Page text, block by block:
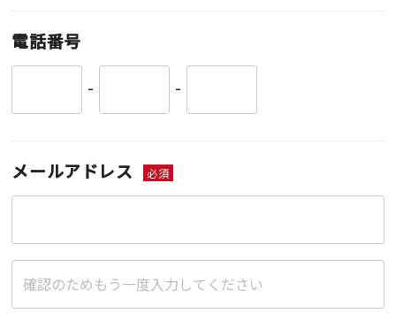
電話番号
-
-
メールアドレス 必須